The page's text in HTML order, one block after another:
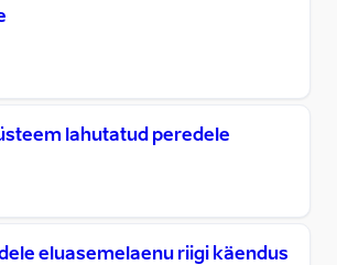
lahutatud peredele
eluasemelaenu riigi käendus